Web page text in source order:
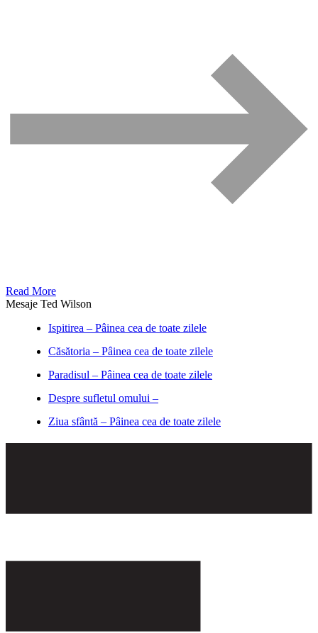
Read More
Mesaje Ted Wilson
Ispitirea – Pâinea cea de toate zilele
Căsătoria – Pâinea cea de toate zilele
Paradisul – Pâinea cea de toate zilele
Despre sufletul omului –
Ziua sfântă – Pâinea cea de toate zilele